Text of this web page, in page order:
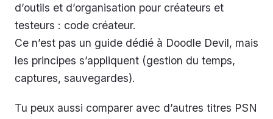
d’outils et d’organisation pour créateurs et
testeurs : code créateur.
Ce n’est pas un guide dédié à Doodle Devil, mais
les principes s’appliquent (gestion du temps,
captures, sauvegardes).
Tu peux aussi comparer avec d’autres titres PSN